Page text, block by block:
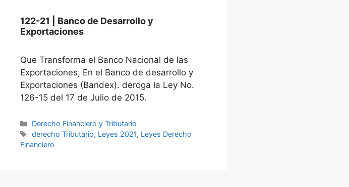
122-21 | Banco de Desarrollo y
Exportaciones
Que Transforma el Banco Nacional de las
Exportaciones, En el Banco de desarrollo y
Exportaciones (Bandex). deroga la Ley No.
126-15 del 17 de Julio de 2015.
Categories
Derecho Financiero y Tributario
Tags
derecho Tributario, Leyes 2021, Leyes Derecho
Financiero